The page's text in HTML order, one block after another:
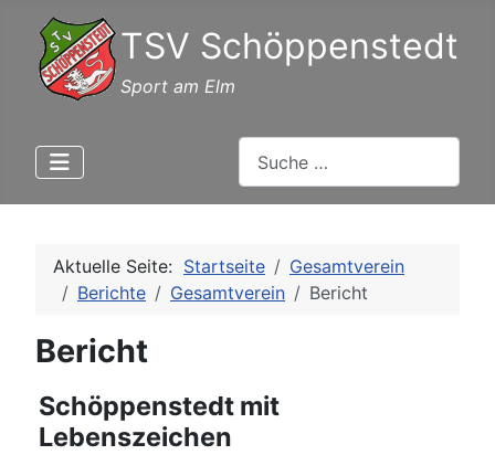
TSV Schöppenstedt
Sport am Elm
Aktuelle Seite: Startseite
Gesamtverein
Berichte
Gesamtverein Bericht
Bericht
Schöppenstedt mit
Lebenszeichen